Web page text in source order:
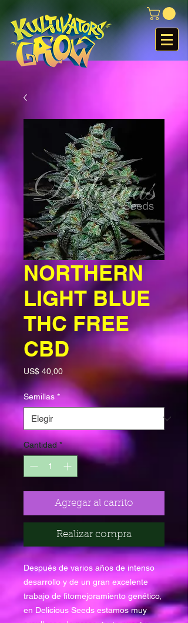
NORTHERN
LIGHT BLUE
THC FREE
CBD
US$ 40,00Precio
Semillas *
Cantidad *
Agregar al carrito
Realizar compra
Después de varios años de intenso
desarrollo y de un gran excelente
trabajo de fitomejoramiento genético,
en Delicious Seeds estamos muy